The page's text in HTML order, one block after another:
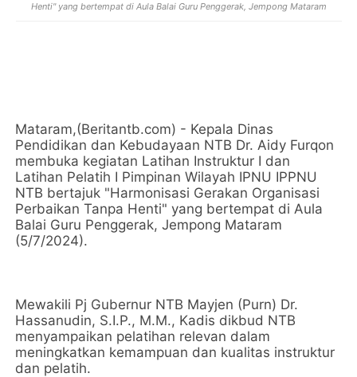
Henti" yang bertempat di Aula Balai Guru Penggerak, Jempong Mataram
Mataram,(Beritantb.com) - Kepala Dinas
Pendidikan dan Kebudayaan NTB Dr. Aidy Furqon
membuka kegiatan Latihan Instruktur I dan
Latihan Pelatih I Pimpinan Wilayah IPNU IPPNU
NTB bertajuk "Harmonisasi Gerakan Organisasi
Perbaikan Tanpa Henti" yang bertempat di Aula
Balai Guru Penggerak, Jempong Mataram
(5/7/2024).
Mewakili Pj Gubernur NTB Mayjen (Purn) Dr.
Hassanudin, S.I.P., M.M., Kadis dikbud NTB
menyampaikan pelatihan relevan dalam
meningkatkan kemampuan dan kualitas instruktur
dan pelatih.